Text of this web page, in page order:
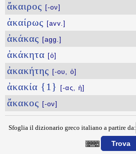
ἄκαιρος [-ον]
ἀκαίρως [avv.]
ἀκάκας [agg.]
ἀκάκητα [ὁ]
ἀκακήτης [-ου, ὁ]
ἀκακία {1} [-ας, ἡ]
ἄκακος [-ον]
Sfoglia il dizionario greco italiano a partire da: